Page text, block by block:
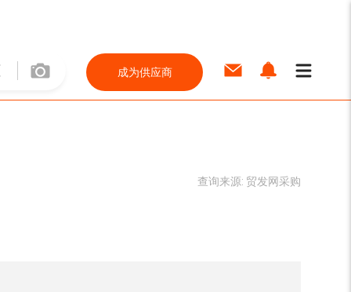
成为供应商
查询来源: 贸发网采购